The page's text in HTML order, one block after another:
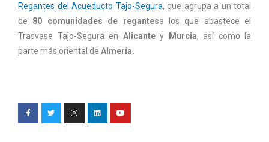
Regantes del Acueducto Tajo-Segura, que agrupa a un total
de 80 comunidades de regantesa los que abastece el
Trasvase Tajo-Segura en Alicante y Murcia, así como la
parte más oriental de Almería.